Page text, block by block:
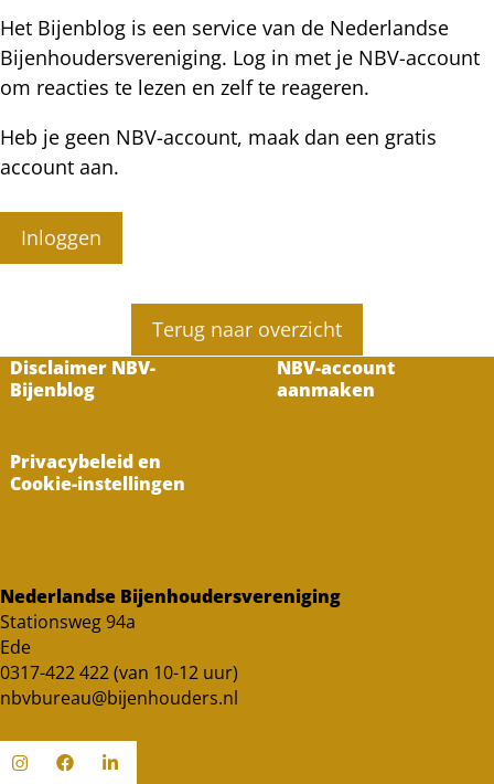
Het Bijenblog is een service van de Nederlandse
Bijenhoudersvereniging. Log in met je NBV-account
om reacties te lezen en zelf te reageren.
Heb je geen NBV-account, maak dan een gratis
account aan.
Inloggen
Terug naar overzicht
Disclaimer NBV-
Bijenblog
NBV-account
aanmaken
Privacybeleid en
Cookie-instellingen
Nederlandse Bijenhoudersvereniging
Stationsweg 94a
Ede
0317-422 422 (van 10-12 uur)
nbvbureau@bijenhouders.nl